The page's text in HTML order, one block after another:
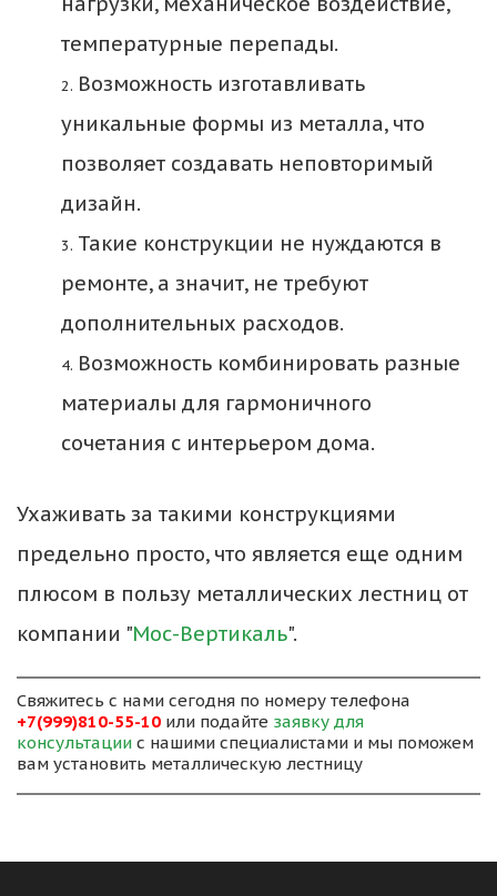
температурные перепады.
Возможность изготавливать
уникальные формы из металла, что
позволяет создавать неповторимый
дизайн.
Такие конструкции не нуждаются в
ремонте, а значит, не требуют
дополнительных расходов.
Возможность комбинировать разные
материалы для гармоничного
сочетания с интерьером дома.
Ухаживать за такими конструкциями
предельно просто, что является еще одним
плюсом в пользу металлических лестниц от
компании "Мос-Вертикаль".
+7(999)810-55-10 или подайте заявку для
консультации с нашими специалистами и мы поможем
вам установить металлическую лестницу